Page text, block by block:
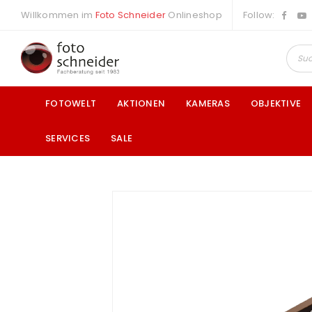
Willkommen im Foto Schneider Onlineshop Follow:
FOTOWELT AKTIONEN KAMERAS OBJEKTIVE
SERVICES SALE